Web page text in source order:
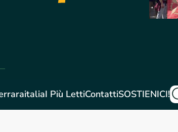
I Più LettiContattiSOSTIENICI!